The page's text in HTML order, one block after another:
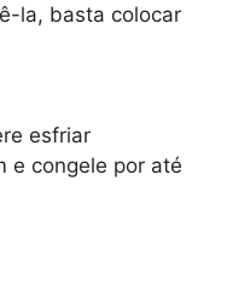
la, basta colocar
esfriar
e congele por até